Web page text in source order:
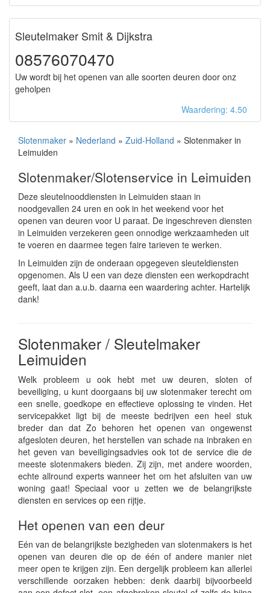
Sleutelmaker Smit & Dijkstra
08576070470
Uw wordt bij het openen van alle soorten deuren door onz
geholpen
Waardering: 4.50
Slotenmaker » Nederland » Zuid-Holland » Slotenmaker in
Leimuiden
Slotenmaker/Slotenservice in Leimuiden
Deze sleutelnooddiensten in Leimuiden staan in
noodgevallen 24 uren en ook in het weekend voor het
openen van deuren voor U paraat. De ingeschreven diensten
in Leimuiden verzekeren geen onnodige werkzaamheden uit
te voeren en daarmee tegen faire tarieven te werken.
In Leimuiden zijn de onderaan opgegeven sleuteldiensten
opgenomen. Als U een van deze diensten een werkopdracht
geeft, laat dan a.u.b. daarna een waardering achter. Hartelijk
dank!
Slotenmaker / Sleutelmaker
Leimuiden
Welk probleem u ook hebt met uw deuren, sloten of
beveiliging, u kunt doorgaans bij uw slotenmaker terecht om
een snelle, goedkope en effectieve oplossing te vinden. Het
servicepakket ligt bij de meeste bedrijven een heel stuk
breder dan dat Zo behoren het openen van ongewenst
afgesloten deuren, het herstellen van schade na inbraken en
het geven van beveiligingsadvies ook tot de service die de
meeste slotenmakers bieden. Zij zijn, met andere woorden,
echte allround experts wanneer het om het afsluiten van uw
woning gaat! Speciaal voor u zetten we de belangrijkste
diensten en services op een rijtje.
Het openen van een deur
Eén van de belangrijkste bezigheden van slotenmakers is het
openen van deuren die op de één of andere manier niet
meer open te krijgen zijn. Een dergelijk probleem kan allerlei
verschillende oorzaken hebben: denk daarbij bijvoorbeeld